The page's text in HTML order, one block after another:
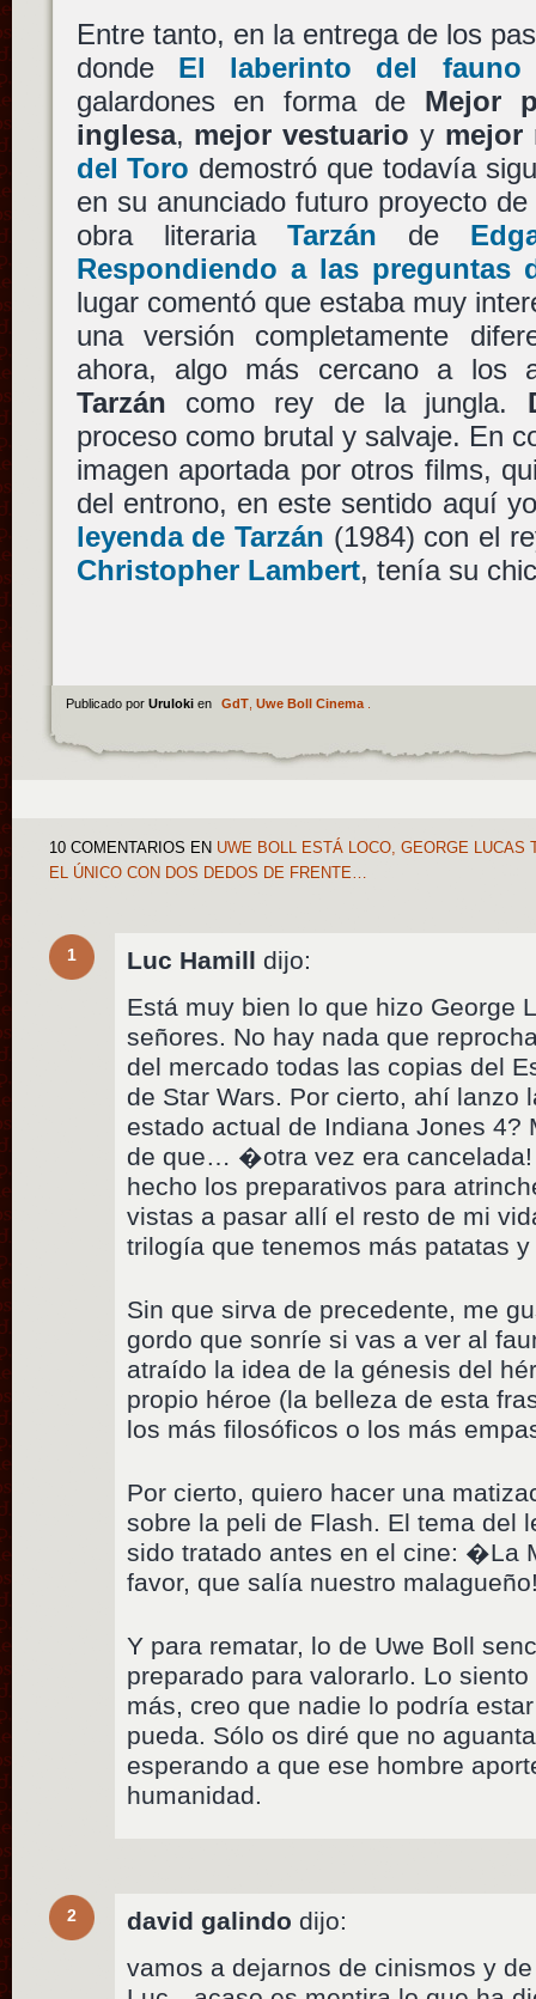
Entre tanto, en la entrega de los
donde El laberinto del fauno
galardones en forma de Mejor
inglesa, mejor vestuario y mejor
del Toro demostró que todavía
en su anunciado futuro proyecto
obra literaria Tarzán de
Respondiendo a las preguntas
lugar comentó que estaba muy
una versión completamente
ahora, algo más cercano a los
Tarzán como rey de la jungla.
proceso como brutal y salvaje. En
imagen aportada por otros films,
del entrono, en este sentido aquí
leyenda de Tarzán (1984) con el
Christopher Lambert, tenía su
Publicado por Uruloki en GdT, Uwe Boll Cinema.
10 COMENTARIOS EN UWE BOLL ESTÁ LOCO, GEORGE LUCAS
EL ÚNICO CON DOS DEDOS DE FRENTE…
1 Luc Hamill dijo:
Está muy bien lo que hizo George
señores. No hay nada que
del mercado todas las copias del
de Star Wars. Por cierto, ahí lanzo
estado actual de Indiana Jones 4?
de que… �otra vez era cancelada!
hecho los preparativos para
vistas a pasar allí el resto de mi
trilogía que tenemos más patatas
Sin que sirva de precedente, me
gordo que sonríe si vas a ver al
atraído la idea de la génesis del
propio héroe (la belleza de esta
los más filosóficos o los más
Por cierto, quiero hacer una
sobre la peli de Flash. El tema del
sido tratado antes en el cine: �La
favor, que salía nuestro
Y para rematar, lo de Uwe Boll
preparado para valorarlo. Lo
más, creo que nadie lo podría
pueda. Sólo os diré que no
esperando a que ese hombre
humanidad.
2 david galindo dijo:
vamos a dejarnos de cinismos y